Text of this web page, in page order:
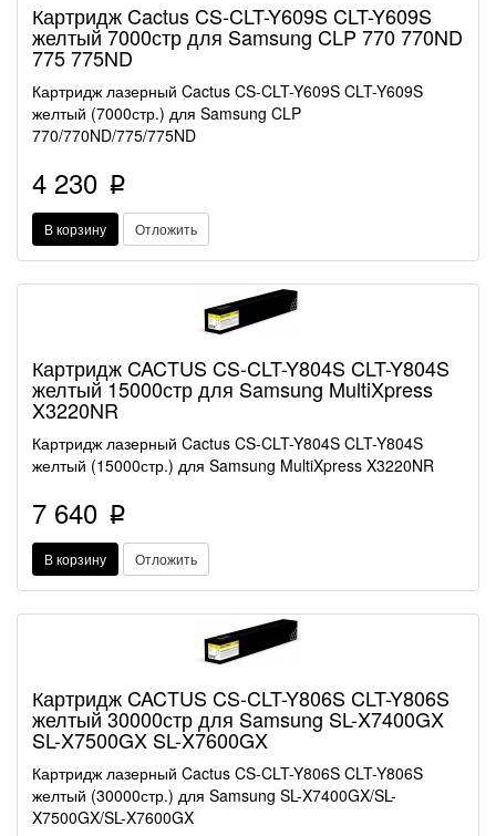
Картридж Cactus CS-CLT-Y609S CLT-Y609S
желтый 7000стр для Samsung CLP 770 770ND
775 775ND
Картридж лазерный Cactus CS-CLT-Y609S CLT-Y609S
желтый (7000стр.) для Samsung CLP
770/770ND/775/775ND
4 230 p
В корзину Отложить
Картридж CACTUS CS-CLT-Y804S CLT-Y804S
желтый 15000стр для Samsung MultiXpress
X3220NR
Картридж лазерный Cactus CS-CLT-Y804S CLT-Y804S
желтый (15000стр.) для Samsung MultiXpress X3220NR
7 640 p
В корзину Отложить
Картридж CACTUS CS-CLT-Y806S CLT-Y806S
желтый 30000стр для Samsung SL-X7400GX
SL-X7500GX SL-X7600GX
Картридж лазерный Cactus CS-CLT-Y806S CLT-Y806S
желтый (30000стр.) для Samsung SL-X7400GX/SL-
X7500GX/SL-X7600GX